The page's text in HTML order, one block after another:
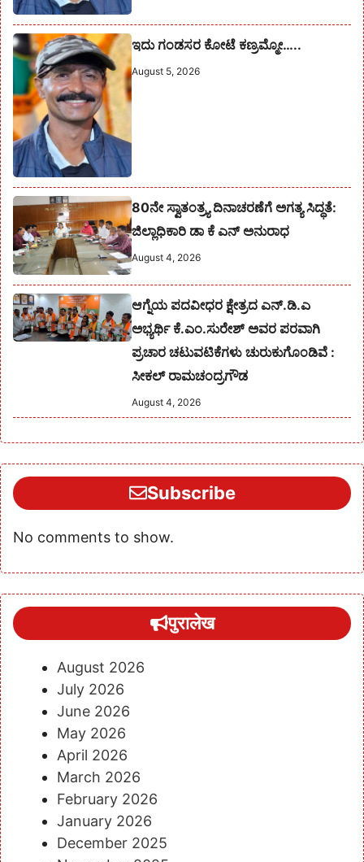
ಇದು ಗಂಡಸರ ಕೋಟೆ ಕಣ್ರಮ್ಮೋ…..
August 5, 2026
80ನೇ ಸ್ವಾತಂತ್ರ್ಯ ದಿನಾಚರಣೆಗೆ ಅಗತ್ಯ ಸಿದ್ಧತೆ:
ಜಿಲ್ಲಾಧಿಕಾರಿ ಡಾ ಕೆ ಎನ್ ಅನುರಾಧ
August 4, 2026
ಆಗ್ನೆಯ ಪದವೀಧರ ಕ್ಷೇತ್ರದ ಎನ್.ಡಿ.ಎ
ಅಭ್ಯರ್ಥಿ ಕೆ.ಎಂ.ಸುರೇಶ್‌ ಅವರ ಪರವಾಗಿ
ಪ್ರಚಾರ ಚಟುವಟಿಕೆಗಳು ಚುರುಕುಗೊಂಡಿವೆ :
ಸೀಕಲ್ ರಾಮಚಂದ್ರಗೌಡ
August 4, 2026
Subscribe
No comments to show.
पुरालेख
August 2026
July 2026
June 2026
May 2026
April 2026
March 2026
February 2026
January 2026
December 2025